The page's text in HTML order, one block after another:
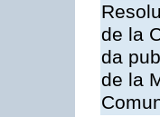
de la
da
de la